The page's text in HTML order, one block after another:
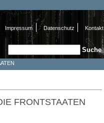
Impressum Datenschutz Kontakt
Suchformular
FRONTSTAATEN